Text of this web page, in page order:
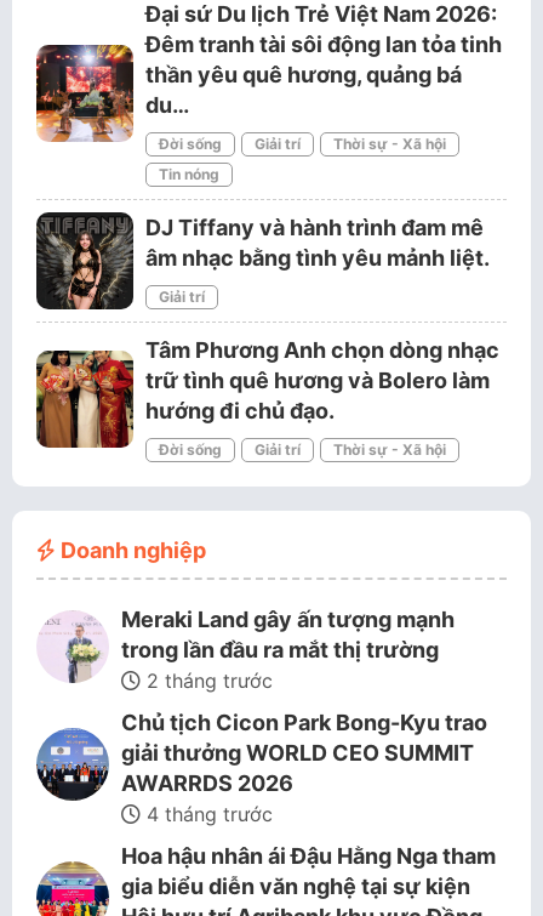
Đại sứ Du lịch Trẻ Việt Nam 2026:
Đêm tranh tài sôi động lan tỏa tinh
thần yêu quê hương, quảng bá
du…
Đời sống Giải trí
Thời sự - Xã hội
Tin nóng
DJ Tiffany và hành trình đam mê
âm nhạc bằng tình yêu mảnh liệt.
Giải trí
Tâm Phương Anh chọn dòng nhạc
trữ tình quê hương và Bolero làm
hướng đi chủ đạo.
Đời sống Giải trí Thời sự - Xã hội
Doanh nghiệp
Meraki Land gây ấn tượng mạnh
trong lần đầu ra mắt thị trường
2 tháng trước
Chủ tịch Cicon Park Bong-Kyu trao
giải thưởng WORLD CEO SUMMIT
AWARRDS 2026
4 tháng trước
Hoa hậu nhân ái Đậu Hằng Nga tham
gia biểu diễn văn nghệ tại sự kiện